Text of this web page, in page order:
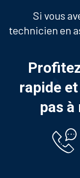
Si vous
technicien en
rapide
pas